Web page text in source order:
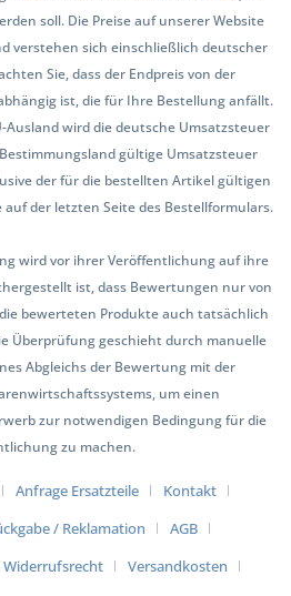
soll. Die Preise auf unserer Website
verstehen sich einschließlich deutscher
Sie, dass der Endpreis von der
ist, die für Ihre Bestellung anfällt.
Ausland wird die deutsche Umsatzsteuer
gültige Umsatzsteuer
der für die bestellten Artikel gültigen
der letzten Seite des Bestellformulars.
wird vor ihrer Veröffentlichung auf ihre
ist, dass Bewertungen nur von
bewerteten Produkte auch tatsächlich
Überprüfung geschieht durch manuelle
Abgleichs der Bewertung mit der
um einen
zur notwendigen Bedingung für die
zu machen.
Anfrage Ersatzteile
Kontakt
/ Reklamation
AGB
Widerrufsrecht
Versandkosten